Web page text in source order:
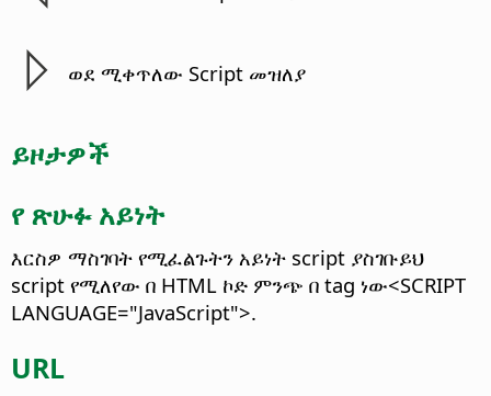
ወደ ሚቀጥለው Script መዝለያ
ይዞታዎች
የ ጽሁፉ አይነት
እርስዎ ማስገባት የሚፈልጉትን አይነት script ያስገቡይህ
script የሚለየው በ HTML ኮድ ምንጭ በ tag ነው<SCRIPT
LANGUAGE="JavaScript">.
URL